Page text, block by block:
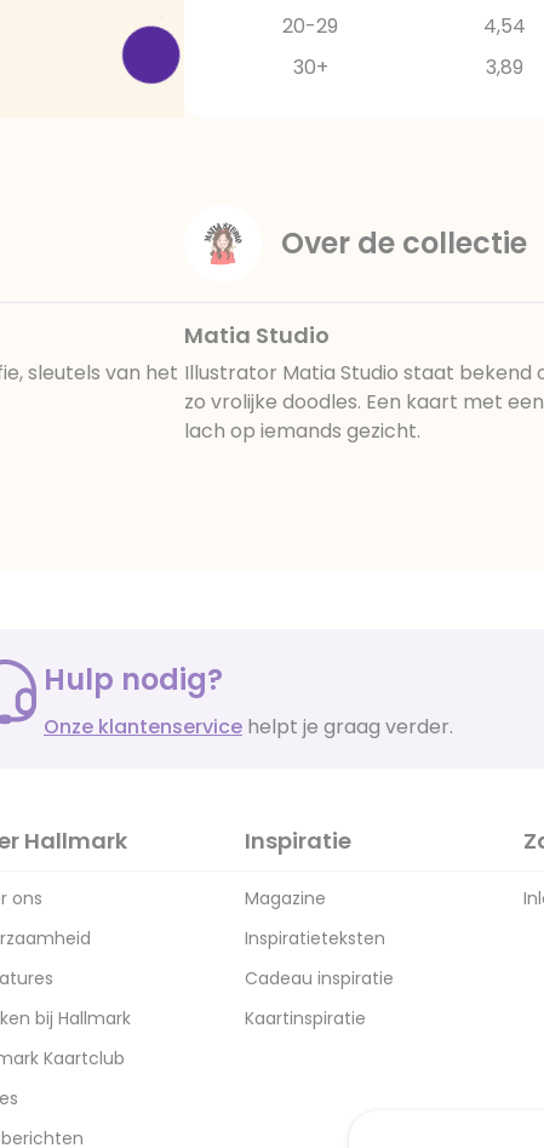
20-29
4,54
30+
3,89
sleutels van het
Over de collectie
Matia Studio
Illustrator Matia Studio staat
zo vrolijke doodles. Een kaart met
lach op iemands gezicht.
Hulp nodig?
Onze klantenservice helpt je graag verder.
Hallmark
ons
bij Hallmark
Kaartclub
Inspiratie
Magazine
Inspiratieteksten
Cadeau inspiratie
Kaartinspiratie